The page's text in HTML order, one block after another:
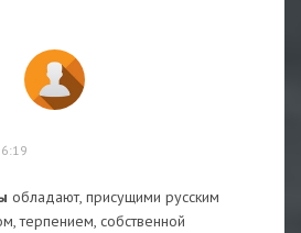
обладают, присущими русским
терпением, собственной